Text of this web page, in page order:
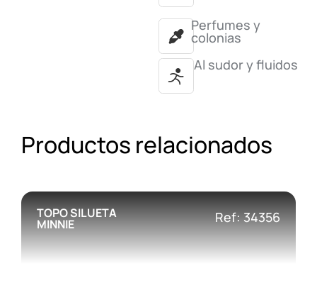
Perfumes y
colonias
Al sudor y fluidos
Productos relacionados
TOPO SILUETA
MINNIE Ref: 34356